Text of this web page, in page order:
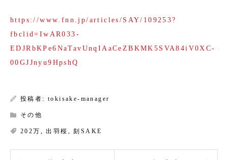
https://www.fnn.jp/articles/SAY/109253?
fbclid=IwAR033-
EDJRbKPe6NaTavUnqIAaCeZBKMK5SVA84iV0XC-
00GJJnyu9HpshQ
投稿者: tokisake-manager
その他
202万 ,出羽桜 ,刻SAKE